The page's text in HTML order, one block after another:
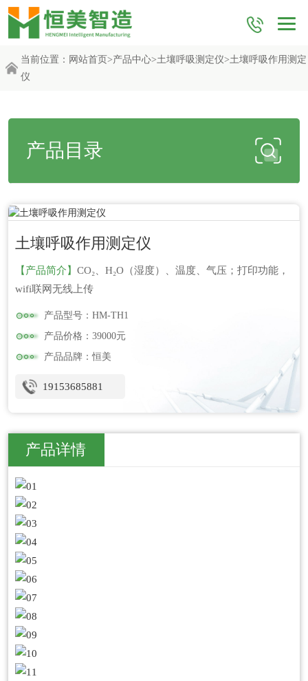
当前位置： 网站首页 >产品中心>土壤呼吸测定仪>土壤呼吸作用测定
仪
产品目录
土壤呼吸作用测定仪
【产品简介】 CO₂、H₂O（湿度）、温度、气压；打印功能，
wifi联网无线上传
产品型号：HM-TH1
产品价格：39000元
产品品牌：恒美
19153685881
产品详情